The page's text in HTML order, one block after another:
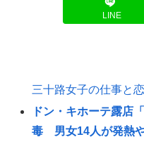
LINE
三十路女子の仕事と
ドン・キホーテ露店
毒 男女14人が発熱